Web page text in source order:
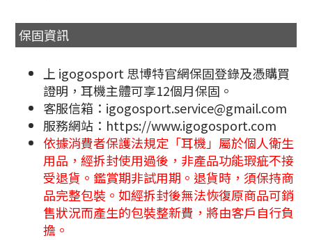
保固資訊
上 igogosport 思博特官網保固登錄及憑購買
證明，耳機主體可享12個月保固。
客服信箱：igogosport.service@gmail.com
服務網站：https://www.igogosport.com
依據消費者保護法規定「耳機」屬於個人衛生
用品，經拆封使用過後，非產品功能瑕疵不接
受退貨。鑑賞期非試用期。退貨時，須保持商
品完整包裝。如經拆封後無法恢復原商品可銷
售狀況而產生的包裝整新費，將由客戶自行負
擔。